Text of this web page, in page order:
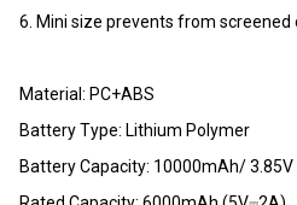
6. Mini size prevents from screened
Material: PC+ABS
Battery Type: Lithium Polymer
Battery Capacity: 10000mAh/ 3.85V